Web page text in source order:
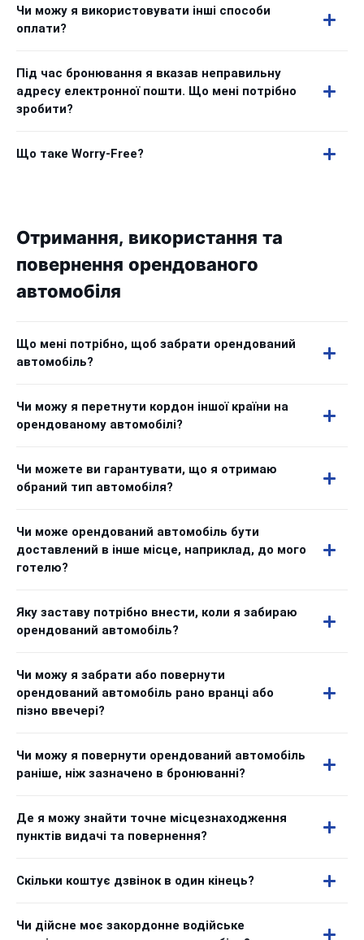
Чи можу я використовувати інші способи
оплати?
Під час бронювання я вказав неправильну
адресу електронної пошти. Що мені потрібно
зробити?
Що таке Worry-Free?
Отримання, використання та
повернення орендованого
автомобіля
Що мені потрібно, щоб забрати орендований
автомобіль?
Чи можу я перетнути кордон іншої країни на
орендованому автомобілі?
Чи можете ви гарантувати, що я отримаю
обраний тип автомобіля?
Чи може орендований автомобіль бути
доставлений в інше місце, наприклад, до мого
готелю?
Яку заставу потрібно внести, коли я забираю
орендований автомобіль?
Чи можу я забрати або повернути
орендований автомобіль рано вранці або
пізно ввечері?
Чи можу я повернути орендований автомобіль
раніше, ніж зазначено в бронюванні?
Де я можу знайти точне місцезнаходження
пунктів видачі та повернення?
Скільки коштує дзвінок в один кінець?
Чи дійсне моє закордонне водійське